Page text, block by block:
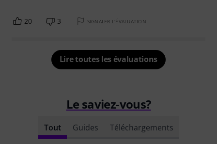
20 3 SIGNALER L'ÉVALUATION
Lire toutes les évaluations
Le saviez-vous?
Tout Guides Téléchargements